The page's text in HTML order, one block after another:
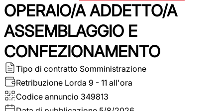
OPERAIO/A ADDETTO/A
ASSEMBLAGGIO E
CONFEZIONAMENTO
Tipo di contratto Somministrazione
Retribuzione Lorda 9 - 11 all'ora
Codice annuncio 349813